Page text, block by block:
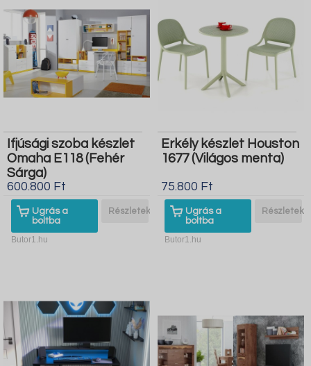
Ifjúsági szoba készlet
Omaha E118 (Fehér
Sárga)
600.800 Ft
Ugrás a
boltba
Részletek
Butor1.hu
Erkély készlet Houston
1677 (Világos menta)
75.800 Ft
Ugrás a
boltba
Részletek
Butor1.hu